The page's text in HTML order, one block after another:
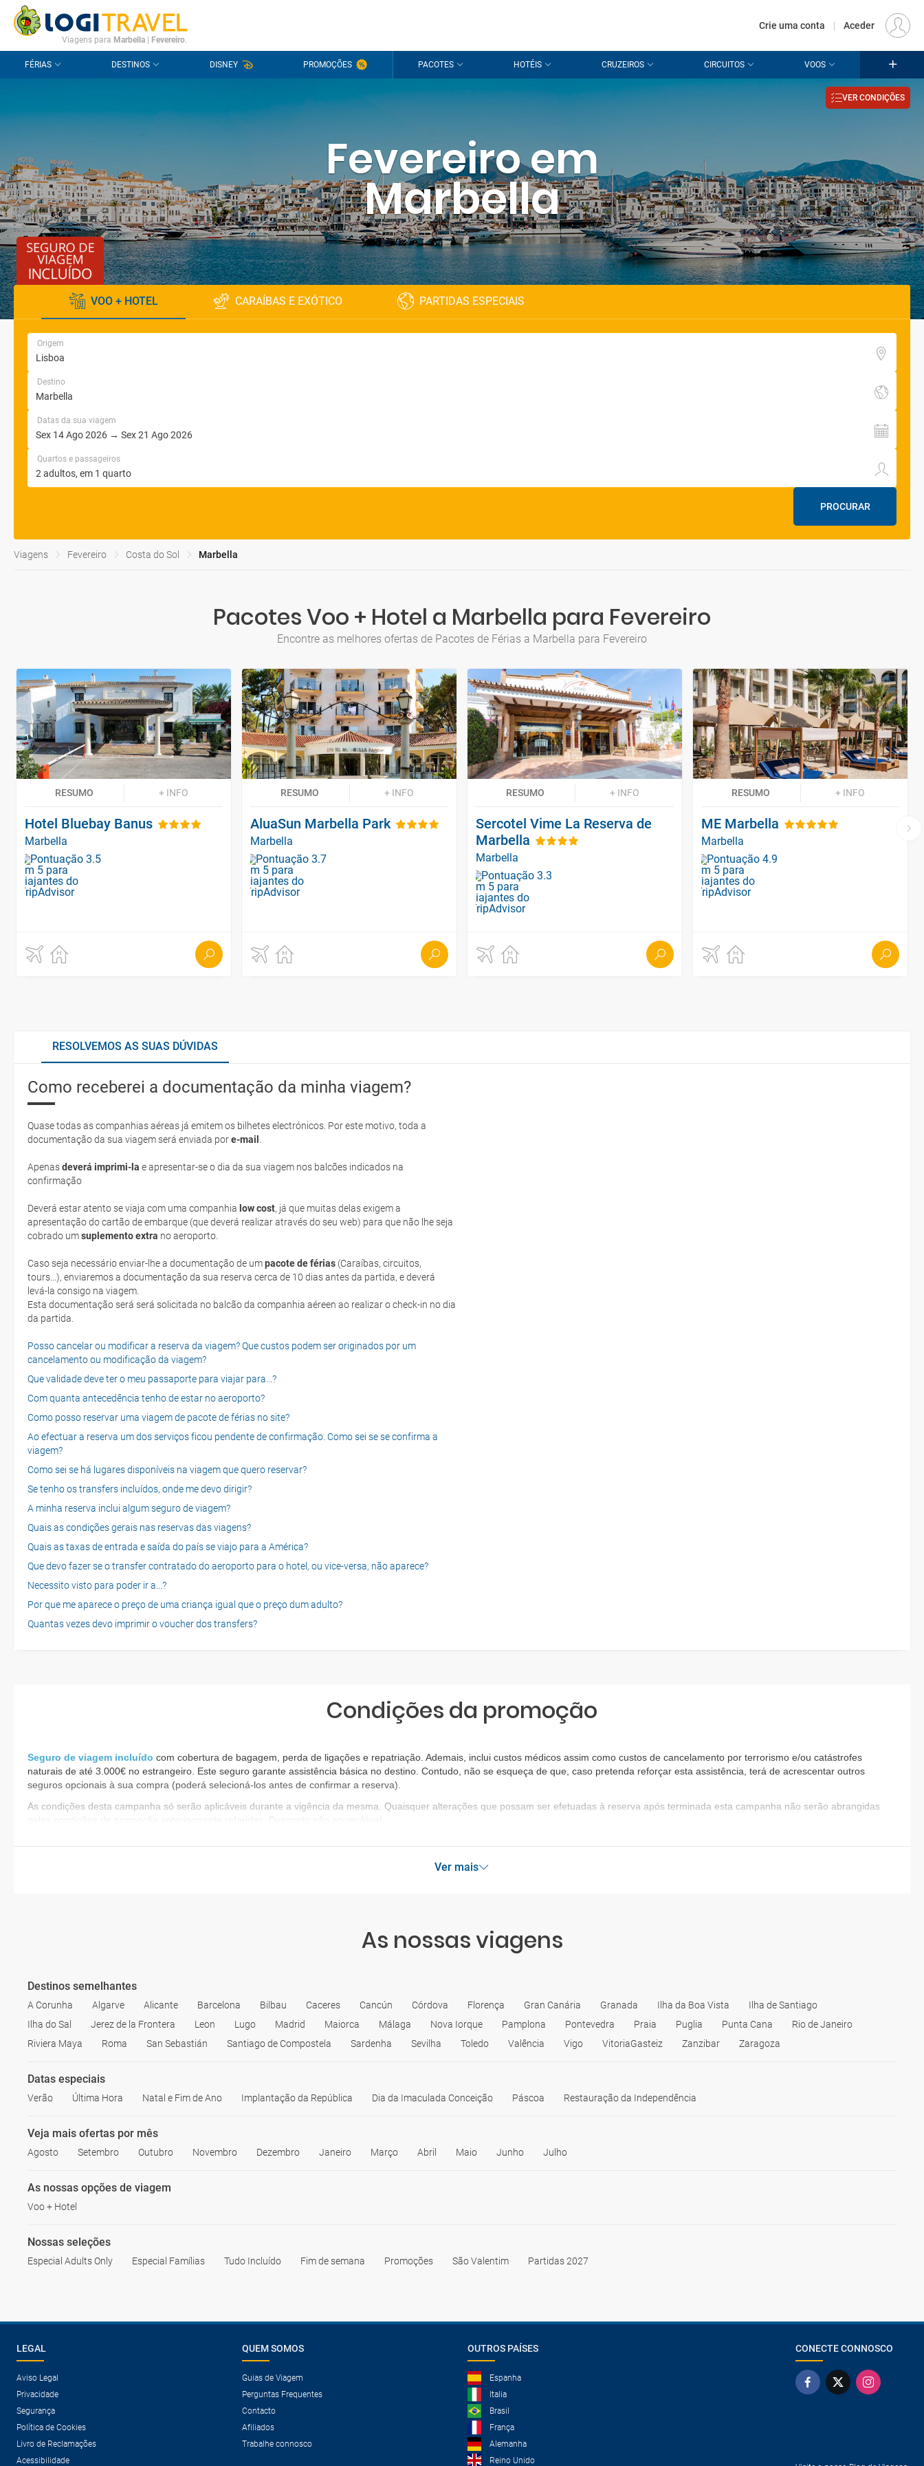
CONTACTO PERGUNTAS FREQUENTES EUR
Viagens para Marbella Fevereiro.
Crie uma conta | Aceder
Olá!
É um prazer voltar a
receber a sua visita.
para as
Iniciar
sessão
crie a sua conta
FÉRIAS DESTINOS DISNEY PROMOÇÕES PACOTES HOTÉIS CRUZEIROS CIRCUITOS VOOS
Fevereiro em
Marbella
VER CONDIÇÕES
VOO + HOTEL CARAÍBAS E EXÓTICO PARTIDAS ESPECIAIS
Origem
Destino
Datas da sua viagem
Quartos e passageiros
PROCURAR
Viagens Fevereiro Costa do Sol Marbella
Pacotes Voo + Hotel a Marbella para Fevereiro
Encontre as melhores ofertas de Pacotes de Férias a Marbella para Fevereiro
RESUMO + INFO
Hotel Bluebay Banus
Marbella
RESUMO + INFO
AluaSun Marbella Park
Marbella
RESUMO + INFO
Sercotel Vime La Reserva de
Marbella
Marbella
RESUMO + INFO
ME Marbella
Marbella
RESOLVEMOS AS SUAS DÚVIDAS
Como receberei a documentação da minha viagem?
Quase todas as companhias aéreas já emitem os bilhetes electrónicos. Por este motivo, toda a
documentação da sua viagem será enviada pore-mail
Apenasdeverá imprimi-la e apresentar-se o dia da sua viagem nos balcões indicados na
confirmação
Deverá estar atento se viaja com uma companhia low cost, já que muitas delas exigem a
apresentação do cartão de embarque (que deverá realizar através do seu web) para que não lhe seja
cobrado umsuplemento extra no aeroporto.
Caso seja necessário enviar-lhe a documentação de umpacote de férias (Caraíbas, circuitos,
tours...), enviaremos a documentação da sua reserva cerca de 10 dias antes da partida, e deverá
levá-la consigo na viagem.
Esta documentação será será solicitada no balcão da companhia aéreen ao realizar o check-in no dia
da partida.
Posso cancelar ou modificar a reserva da viagem? Que custos podem ser originados por um
cancelamento ou modificação da viagem?
Que validade deve ter o meu passaporte para viajar para...?
Com quanta antecedência tenho de estar no aeroporto?
Como posso reservar uma viagem de pacote de férias no site?
Ao efectuar a reserva um dos serviços ficou pendente de confirmação. Como sei se se confirma a
viagem?
Como sei se há lugares disponíveis na viagem que quero reservar?
Se tenho os transfers incluídos, onde me devo dirigir?
A minha reserva inclui algum seguro de viagem?
Quais as condições gerais nas reservas das viagens?
Quais as taxas de entrada e saída do país se viajo para a América?
Que devo fazer se o transfer contratado do aeroporto para o hotel, ou vice-versa, não aparece?
Necessito visto para poder ir a...?
Por que me aparece o preço de uma criança igual que o preço dum adulto?
Quantas vezes devo imprimir o voucher dos transfers?
Condições da promoção
Seguro de viagem incluído com cobertura de bagagem, perda de ligações e repatriação. Ademais, inclui custos médicos assim como custos de cancelamento por terrorismo e/ou catástrofes
naturais de até 3.000€ no estrangeiro. Este seguro garante assistência básica no destino. Contudo, não se esqueça de que, caso pretenda reforçar esta assistência, terá de acrescentar outros
seguros opcionais à sua compra (poderá selecioná-los antes de confirmar a reserva).
​As condições desta campanha só serão aplicáveis durante a vigência da mesma. Quaisquer alterações que possam ser efetuadas à reserva após terminada esta campanha não serão abrangidas
pelas condições de promoção anteriormente referidas. Desconto não acumulável.
Ver mais
As nossas viagens
Destinos semelhantes
A Corunha Algarve Alicante Barcelona Bilbau Caceres Cancún Córdova Florença Gran Canária Granada Ilha da Boa Vista
Ilha de Santiago
Ilha do Sal
Jerez de la Frontera Leon Lugo Madrid Maiorca Málaga Nova Iorque Pamplona Pontevedra Praia Puglia Punta Cana
Rio de Janeiro
Riviera Maya
Roma San Sebastián Santiago de Compostela Sardenha Sevilha Toledo Valência Vigo VitoriaGasteiz Zanzibar Zaragoza
Datas especiais
Verão Última Hora Natal e Fim de Ano Implantação da República Dia da Imaculada Conceição Páscoa Restauração da Independência
Veja mais ofertas por mês
Agosto Setembro Outubro Novembro Dezembro Janeiro Março Abril Maio Junho Julho
As nossas opções de viagem
Voo + Hotel
Nossas seleções
Especial Adults Only Especial Famílias Tudo Incluído Fim de semana Promoções São Valentim Partidas 2027
LEGAL
Aviso Legal
Privacidade
Segurança
Política de Cookies
Livro de Reclamações
Acessibilidade
QUEM SOMOS
Guias de Viagem
Perguntas Frequentes
Contacto
Afiliados
Trabalhe connosco
OUTROS PAÍSES
Espanha
Italia
Brasil
França
Alemanha
Reino Unido
CONECTE CONNOSCO